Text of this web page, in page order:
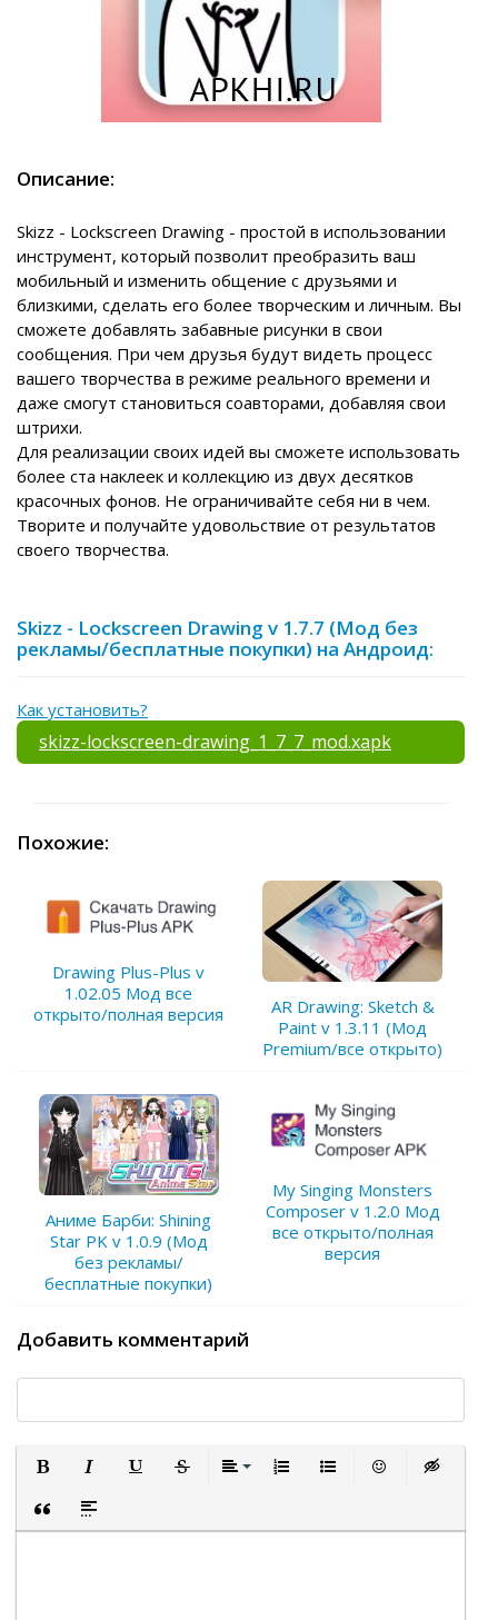
Описание:
Skizz - Lockscreen Drawing - простой в использовании
инструмент, который позволит преобразить ваш
мобильный и изменить общение с друзьями и
близкими, сделать его более творческим и личным. Вы
сможете добавлять забавные рисунки в свои
сообщения. При чем друзья будут видеть процесс
вашего творчества в режиме реального времени и
даже смогут становиться соавторами, добавляя свои
штрихи.
Для реализации своих идей вы сможете использовать
более ста наклеек и коллекцию из двух десятков
красочных фонов. Не ограничивайте себя ни в чем.
Творите и получайте удовольствие от результатов
своего творчества.
Skizz - Lockscreen Drawing v 1.7.7 (Мод без
рекламы/бесплатные покупки) на Андроид:
Как установить?
skizz-lockscreen-drawing_1_7_7_mod.xapk
Похожие:
Drawing Plus-Plus v
1.02.05 Мод все
открыто/полная версия
AR Drawing: Sketch &
Paint v 1.3.11 (Мод
Premium/все открыто)
Аниме Барби: Shining
Star PK v 1.0.9 (Мод
без рекламы/
бесплатные покупки)
My Singing Monsters
Composer v 1.2.0 Мод
все открыто/полная
версия
Добавить комментарий
Вставка цитаты
Вставка спойлера